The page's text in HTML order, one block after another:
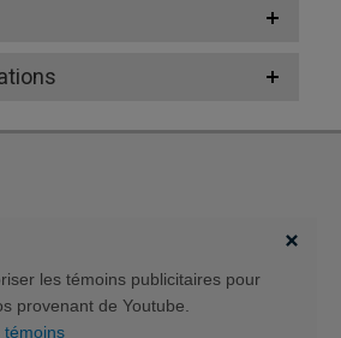
les témoins publicitaires pour
provenant de Youtube.
témoins